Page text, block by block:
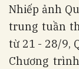
Nhiếp ảnh
trung tuần
từ 21 - 28/9,
Chương